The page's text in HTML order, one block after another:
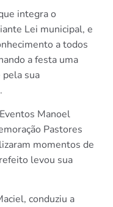
integra o
Lei municipal, e
a todos
a festa uma
sua
Manoel
Pastores
momentos de
levou sua
conduziu a